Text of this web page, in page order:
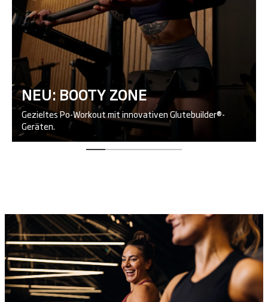
NEU: BOOTY ZONE
Gezieltes Po-Workout mit innovativen Glutebuilder®-
Geräten.